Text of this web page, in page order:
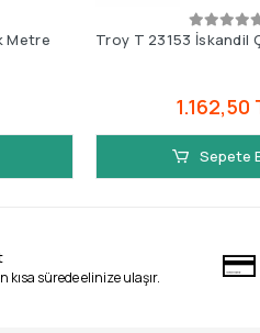
Metre Troy T 23153 İskandil
1.162,50
Sepete
kısa sürede elinize ulaşır.